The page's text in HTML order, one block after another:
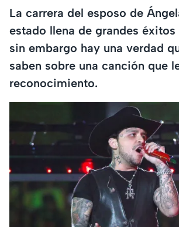
La carrera del esposo de
estado llena de grandes éxitos
sin embargo hay una verdad
saben sobre una canción que
reconocimiento.